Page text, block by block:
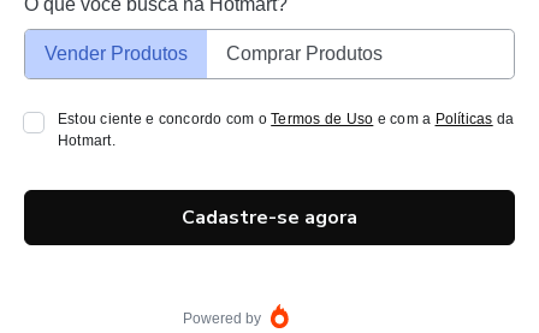
O que você busca na Hotmart?
Vender Produtos Comprar Produtos
Estou ciente e concordo com oTermos de Uso e com a Políticas da
Hotmart.
Cadastre-se agora
Powered by